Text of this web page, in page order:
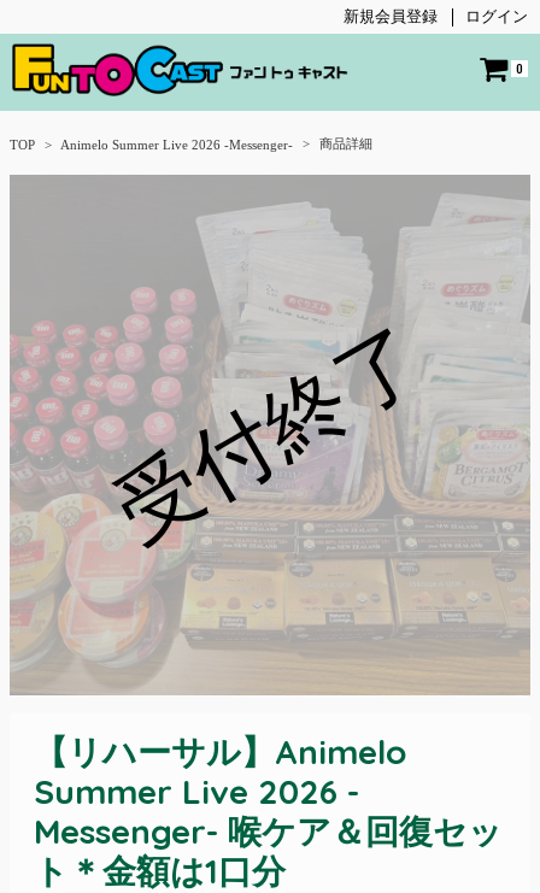
新規会員登録 ログイン
0
TOP Animelo Summer Live 2026 -Messenger- 商品詳細
受付終了
【リハーサル】Animelo
Summer Live 2026 -
Messenger- 喉ケア＆回復セッ
ト＊金額は1口分